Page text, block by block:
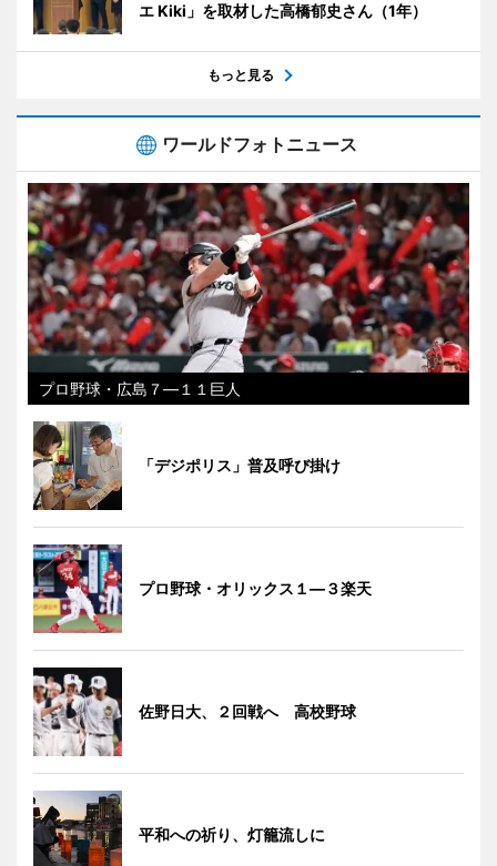
エ Kiki」を取材した高橋郁史さん（1年）
もっと見る
ワールドフォトニュース
プロ野球・広島７―１１巨人
「デジポリス」普及呼び掛け
プロ野球・オリックス１―３楽天
佐野日大、２回戦へ 高校野球
平和への祈り、灯籠流しに